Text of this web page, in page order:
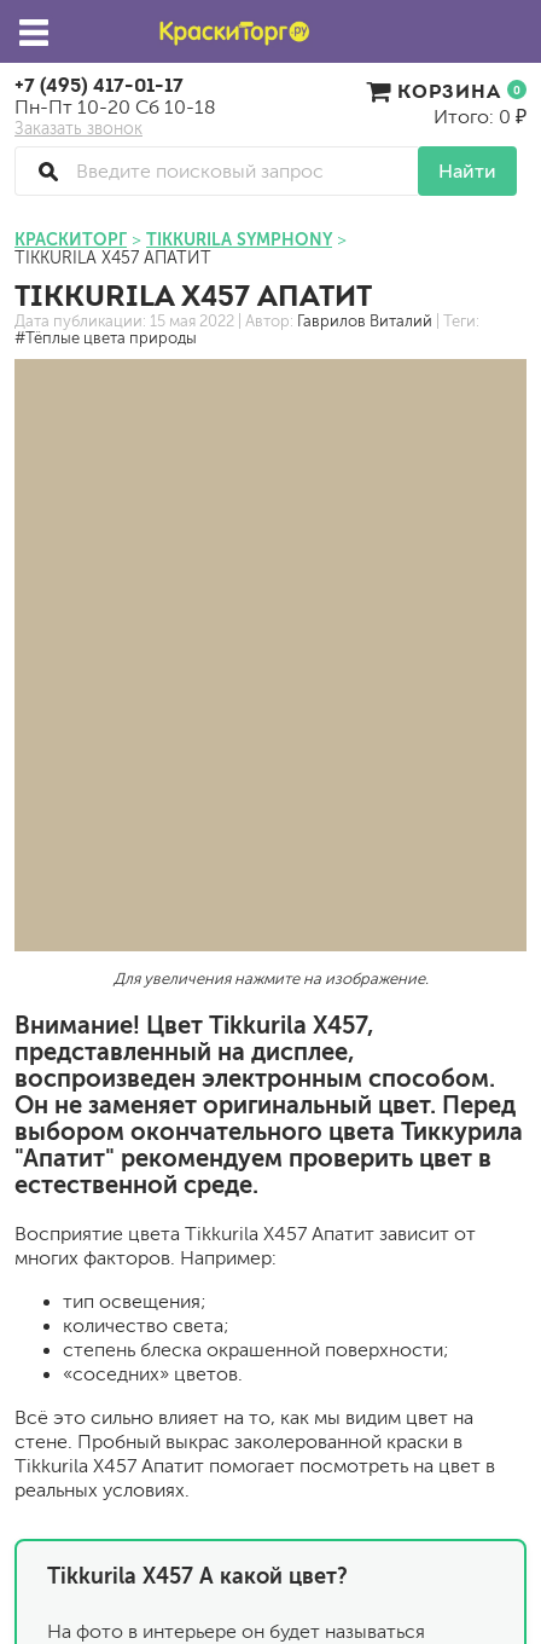
+7 (495) 417-01-17
Пн-Пт 10-20 Сб 10-18
Заказать звонок
Найти
КОРЗИНА 0
Итого: 0 ₽
КРАСКИТОРГ TIKKURILA SYMPHONY
TIKKURILA X457 АПАТИТ
TIKKURILA X457 АПАТИТ
Дата публикации: 15 мая 2022 | Автор: Гаврилов Виталий | Теги:
#Тёплые цвета природы
Для увеличения нажмите на изображение.
Внимание! Цвет Tikkurila X457,
представленный на дисплее,
воспроизведен электронным способом.
Он не заменяет оригинальный цвет. Перед
выбором окончательного цвета Тиккурила
"Апатит" рекомендуем проверить цвет в
естественной среде.
Восприятие цвета Tikkurila X457 Апатит зависит от
многих факторов. Например:
тип освещения;
количество света;
степень блеска окрашенной поверхности;
«соседних» цветов.
Всё это сильно влияет на то, как мы видим цвет на
стене. Пробный выкрас заколерованной краски в
Tikkurila X457 Апатит помогает посмотреть на цвет в
реальных условиях.
Tikkurila X457 А какой цвет?
На фото в интерьере он будет называться